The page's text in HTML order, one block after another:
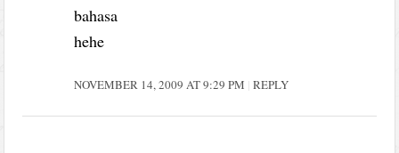
bahasa
hehe
NOVEMBER 14, 2009 AT 9:29 PM REPLY